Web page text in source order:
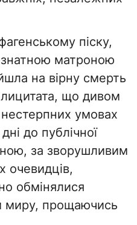
піску,
знатною матроною
на вірну смерть
що дивом
умовах
до публічної
за зворушливим
очевидців,
обмінялися
миру, прощаючись